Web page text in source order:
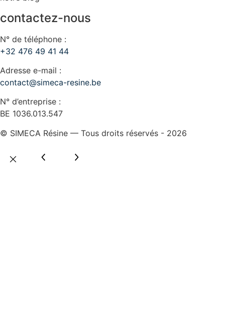
contactez-nous
N° de téléphone :
+32 476 49 41 44
Adresse e-mail :
contact@simeca-resine.be
N° d’entreprise :
BE 1036.013.547
© SIMECA Résine — Tous droits réservés - 2026